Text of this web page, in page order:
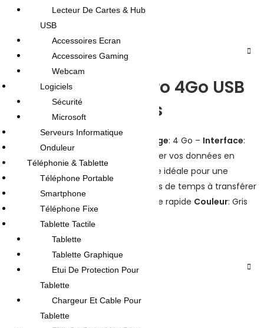
DESCRIPTION
Flash Disque Aero 4Go USB
2.0 Gris
Capacité de Stockage: 4 Go – Interface:
USB 2.0 – Une clé pratique pour stocker vos données en
toute sécurité – Solution de stockage idéale pour une
utilisation quotidienne – Passez moins de temps à transférer
vos fichiers avec sa vitesse de lecture rapide Couleur: Gris
AVIS (0)
Reviews
Lecteur De Cartes & Hub
USB
Accessoires Ecran
Accessoires Gaming
Webcam
Logiciels
Sécurité
Microsoft
Serveurs Informatique
Onduleur
Téléphonie & Tablette
Téléphone Portable
Smartphone
Téléphone Fixe
Tablette Tactile
Tablette
Tablette Graphique
Etui De Protection Pour
Tablette
Chargeur Et Cable Pour
Tablette